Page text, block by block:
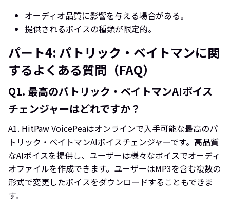
オーディオ品質に影響を与える場合がある。
提供されるボイスの種類が限定的。
パート4: パトリック・ベイトマンに関
するよくある質問（FAQ）
Q1. 最高のパトリック・ベイトマンAIボイス
チェンジャーはどれですか？
A1. HitPaw VoicePeaはオンラインで入手可能な最高のパ
トリック・ベイトマンAIボイスチェンジャーです。高品質
なAIボイスを提供し、ユーザーは様々なボイスでオーディ
オファイルを作成できます。ユーザーはMP3を含む複数の
形式で変更したボイスをダウンロードすることもできま
す。